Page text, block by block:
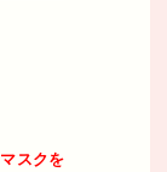
スクを